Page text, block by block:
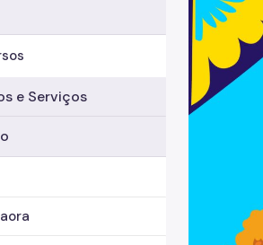
e Serviços